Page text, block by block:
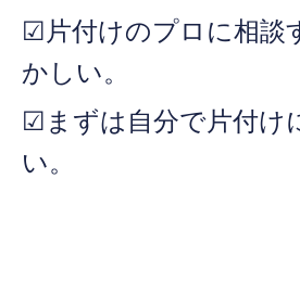
☑片付けのプロに相談
かしい。
☑まずは自分で片付け
い。